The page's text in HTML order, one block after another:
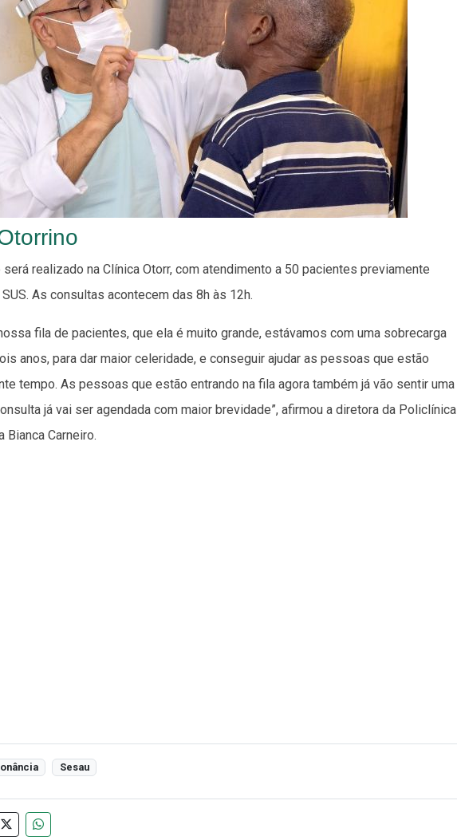
realizado na Clínica Otorr, com atendimento a 50 pacientes previamente
As consultas acontecem das 8h às 12h.
fila de pacientes, que ela é muito grande, estávamos com uma sobrecarga
anos, para dar maior celeridade, e conseguir ajudar as pessoas que estão
tempo. As pessoas que estão entrando na fila agora também já vão sentir uma
já vai ser agendada com maior brevidade”, afirmou a diretora da Policlínica
Bianca Carneiro.
Sesau